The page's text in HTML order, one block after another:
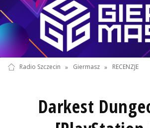
Radio Szczecin » Giermasz » RECENZJE
Darkest